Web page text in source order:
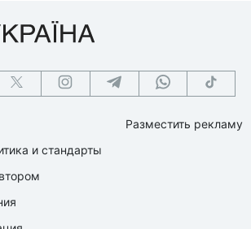
и стандарты
Разместить рекламу